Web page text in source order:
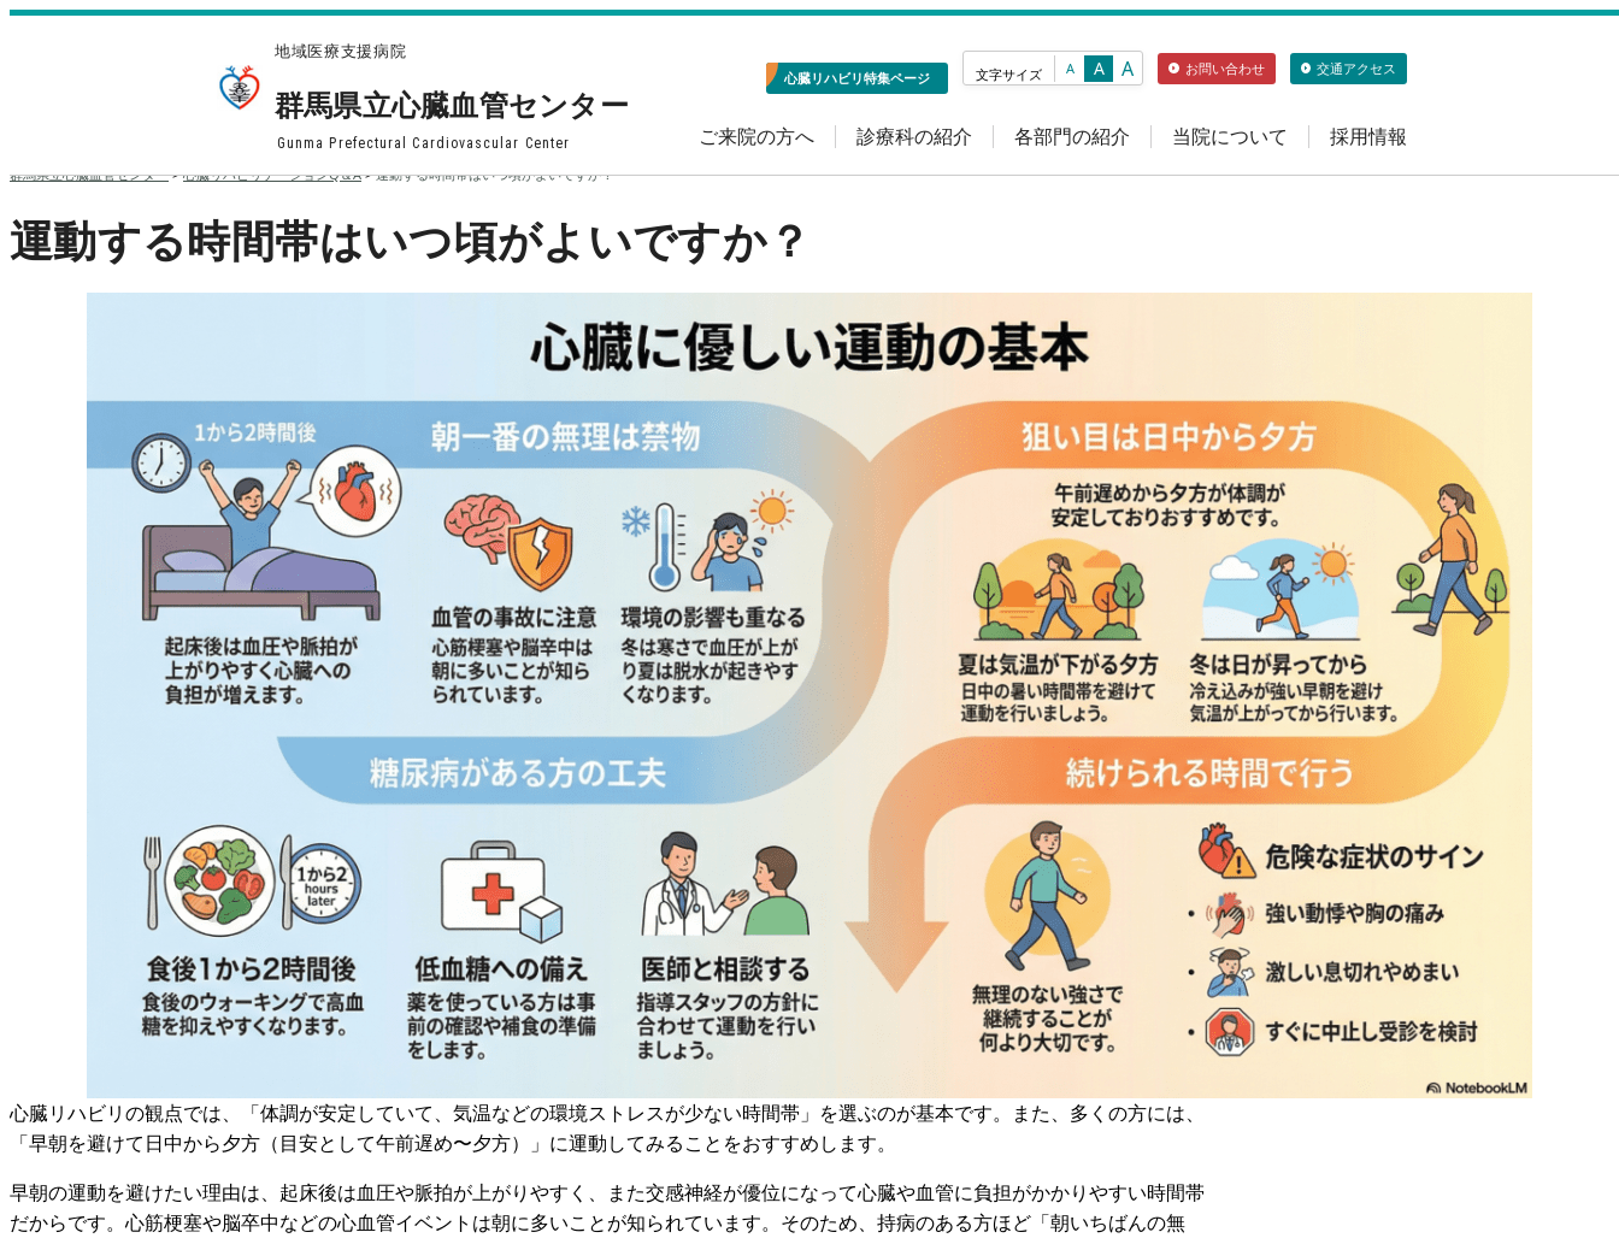
地域医療支援病院
群馬県立心臓血管センター
Gunma Prefectural Cardiovascular Center
心臓リハビリ特集ページ 文字サイズ A A A お問い合わせ 交通アクセス
ご来院の方へ 診療科の紹介 各部門の紹介 当院について 採用情報
群馬県立心臓血管センター>心臓リハビリテーションQ＆A>運動する時間帯はいつ頃がよいですか？
運動する時間帯はいつ頃がよいですか？
心臓リハビリの観点では、「体調が安定していて、気温などの環境ストレスが少ない時間帯」を選ぶのが基本です。また、多くの方には、
「早朝を避けて日中から夕方（目安として午前遅め〜夕方）」に運動してみることをおすすめします。
早朝の運動を避けたい理由は、起床後は血圧や脈拍が上がりやすく、また交感神経が優位になって心臓や血管に負担がかかりやすい時間帯
だからです。心筋梗塞や脳卒中などの心血管イベントは朝に多いことが知られています。そのため、持病のある方ほど「朝いちばんの無